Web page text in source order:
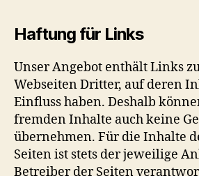
Haftung für Links
Unser Angebot enthält Links
Webseiten Dritter, auf deren
Einfluss haben. Deshalb
fremden Inhalte auch keine
übernehmen. Für die Inhalte
Seiten ist stets der jeweilige
Betreiber der Seiten